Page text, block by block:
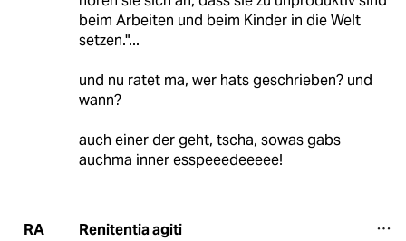
beim Arbeiten und beim Kinder in die Welt
setzen."...
und nu ratet ma, wer hats geschrieben? und
wann?
auch einer der geht, tscha, sowas gabs
auchma inner esspeeedeeeee!
RA Renitentia agiti